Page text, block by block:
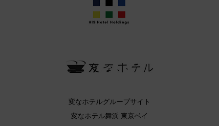
変なホテルグループサイト
変なホテル舞浜 東京ベイ